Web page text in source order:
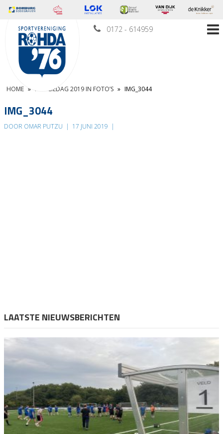
0172 - 614959
HOME » FAMILIEDAG 2019 IN FOTO’S » IMG_3044
IMG_3044
DOOR OMAR PUTZU | 17 JUNI 2019 |
LAATSTE NIEUWSBERICHTEN